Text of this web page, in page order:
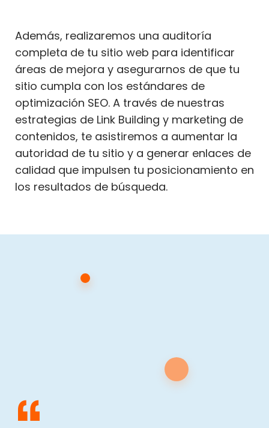
Además, realizaremos una auditoría
completa de tu sitio web para identificar
áreas de mejora y asegurarnos de que tu
sitio cumpla con los estándares de
optimización SEO. A través de nuestras
estrategias de Link Building y marketing de
contenidos, te asistiremos a aumentar la
autoridad de tu sitio y a generar enlaces de
calidad que impulsen tu posicionamiento en
los resultados de búsqueda.